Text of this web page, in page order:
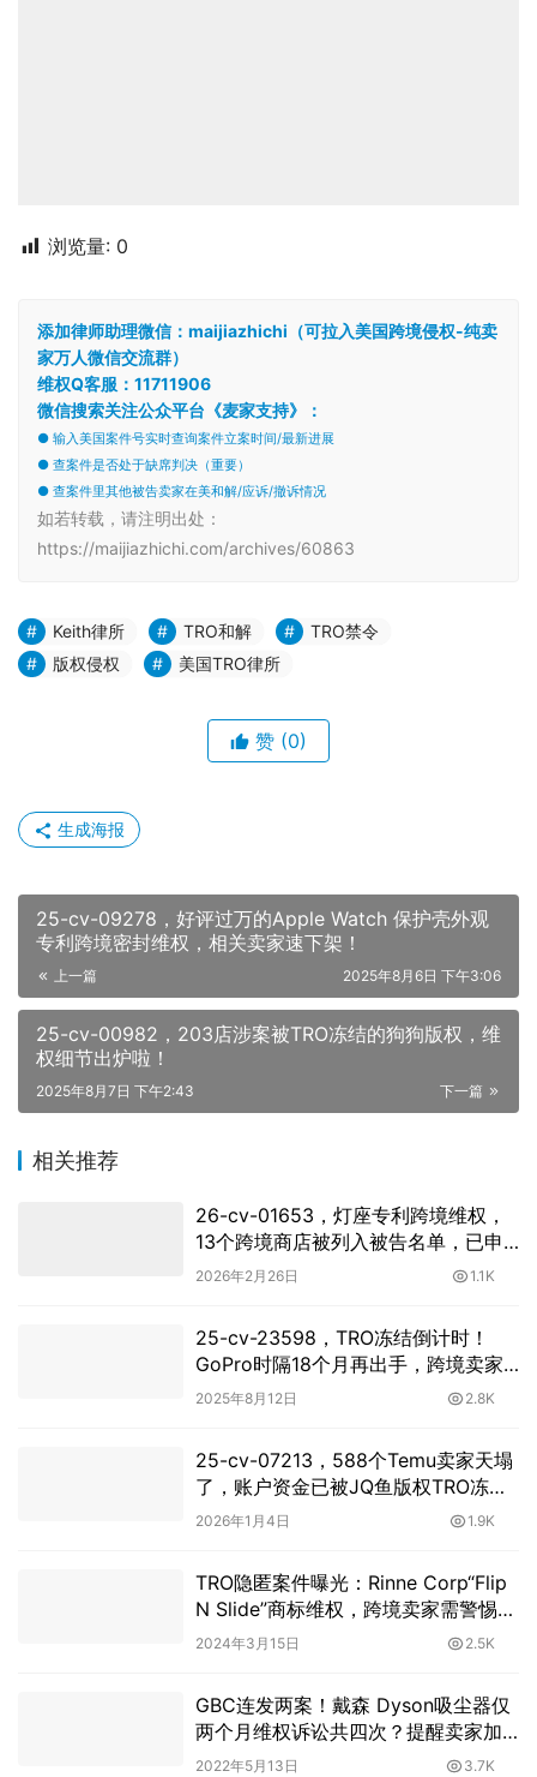
浏览量: 0
添加律师助理微信：maijiazhichi（可拉入美国跨境侵权-纯卖
家万人微信交流群）
维权Q客服：11711906
微信搜索关注公众平台《麦家支持》：
● 输入美国案件号实时查询案件立案时间/最新进展
● 查案件是否处于缺席判决（重要）
● 查案件里其他被告卖家在美和解/应诉/撤诉情况
如若转载，请注明出处：
https://maijiazhichi.com/archives/60863
Keith律所 TRO和解
TRO禁令
版权侵权
美国TRO律所
赞 (0)
生成海报
25-cv-09278，好评过万的Apple Watch 保护壳外观
专利跨境密封维权，相关卖家速下架！
上一篇 2025年8月6日 下午3:06
25-cv-00982，203店涉案被TRO冻结的狗狗版权，维
权细节出炉啦！
下一篇
2025年8月7日 下午2:43
相关推荐
26-cv-01653，灯座专利跨境维权，
13个跨境商店被列入被告名单，已申
请TRO冻结！
2026年2月26日 1.1K
25-cv-23598，TRO冻结倒计时！
GoPro时隔18个月再出手，跨境卖家
速响应
2025年8月12日 2.8K
25-cv-07213，588个Temu卖家天塌
了，账户资金已被JQ鱼版权TRO冻
结！
2026年1月4日 1.9K
TRO隐匿案件曝光：Rinne Corp“Flip
N Slide”商标维权，跨境卖家需警惕侵
权风险
2024年3月15日 2.5K
GBC连发两案！戴森 Dyson吸尘器仅
两个月维权诉讼共四次？提醒卖家加
强警惕！
2022年5月13日 3.7K